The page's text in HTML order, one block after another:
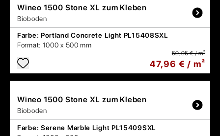
Wineo 1500 Stone XL zum Kleben
Bioboden
Farbe: Portland Concrete Light PL15408SXL
Format: 1000 x 500 mm
59,95 € / m²
47,96 € / m²
Wineo 1500 Stone XL zum Kleben
Bioboden
Farbe: Serene Marble Light PL15409SXL